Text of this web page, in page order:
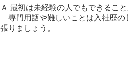
Ａ 最初は未経験の人でもできるこ
専門用語や難しいことは入社歴の
張りましょう。